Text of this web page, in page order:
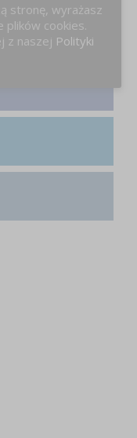
stronę, wyrażasz
plików cookies.
z naszej Polityki